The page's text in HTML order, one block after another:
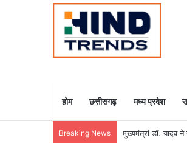
होम छत्तीसगढ़ मध्य प्रदेश
Breaking News मुख्यमंत्री डॉ. यादव ने